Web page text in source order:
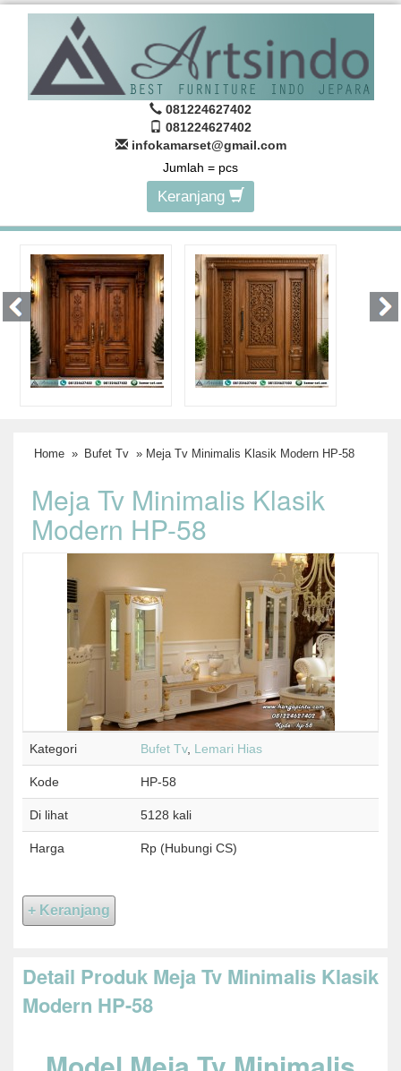
081224627402
081224627402
infokamarset@gmail.com
Jumlah = pcs
Keranjang
Home » Bufet Tv » Meja Tv Minimalis Klasik Modern HP-58
Meja Tv Minimalis Klasik
Modern HP-58
Kategori Bufet Tv, Lemari Hias
Kode HP-58
Di lihat 5128 kali
Harga Rp (Hubungi CS)
Detail Produk Meja Tv Minimalis Klasik
Modern HP-58